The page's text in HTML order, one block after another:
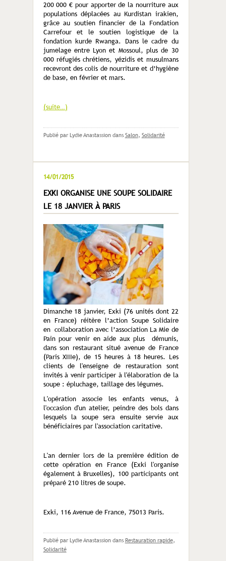
200 000 € pour apporter de la nourriture aux
populations déplacées au Kurdistan irakien,
grâce au soutien financier de la Fondation
Carrefour et le soutien logistique de la
fondation kurde Rwanga. Dans le cadre du
jumelage entre Lyon et Mossoul, plus de 30
000 réfugiés chrétiens, yézidis et musulmans
recevront des colis de nourriture et d’hygiène
de base, en février et mars.
(suite…)
Publié par Lydie Anastassion dans Salon, Solidarité
14/01/2015
EXKI ORGANISE UNE SOUPE SOLIDAIRE
LE 18 JANVIER À PARIS
Dimanche 18 janvier, Exki (76 unités dont 22
en France) réitère l’action Soupe Solidaire
en collaboration avec l’association La Mie de
Pain pour venir en aide aux plus démunis,
dans son restaurant situé avenue de France
(Paris XIIIe), de 15 heures à 18 heures. Les
clients de l'enseigne de restauration sont
invités à venir participer à l'élaboration de la
soupe : épluchage, taillage des légumes.
L'opération associe les enfants venus, à
l'occasion d'un atelier, peindre des bols dans
lesquels la soupe sera ensuite servie aux
bénéficiaires par l'association caritative.
L'an dernier lors de la première édition de
cette opération en France (Exki l'organise
également à Bruxelles), 100 participants ont
préparé 210 litres de soupe.
Exki, 116 Avenue de France, 75013 Paris.
Publié par Lydie Anastassion dans Restauration rapide,
Solidarité